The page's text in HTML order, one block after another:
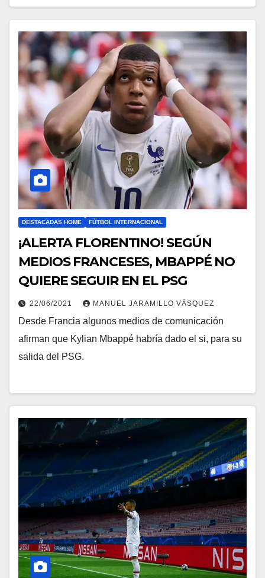
DESTACADAS HOME FÚTBOL INTERNACIONAL
¡ALERTA FLORENTINO! SEGÚN
MEDIOS FRANCESES, MBAPPÉ NO
QUIERE SEGUIR EN EL PSG
22/06/2021 MANUEL JARAMILLO VÁSQUEZ
Desde Francia algunos medios de comunicación
afirman que Kylian Mbappé habría dado el si, para su
salida del PSG.